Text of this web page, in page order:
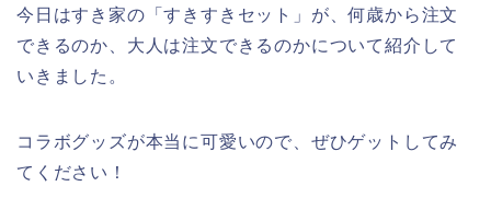
今日はすき家の「すきすきセット」が、何歳から注文
できるのか、大人は注文できるのかについて紹介して
いきました。
コラボグッズが本当に可愛いので、ぜひゲットしてみ
てください！